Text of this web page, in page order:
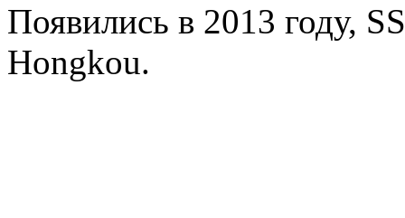
Появились в 2013 году,
Hongkou.